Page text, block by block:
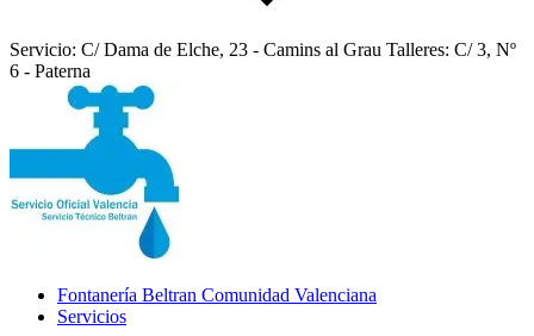
Servicio: C/ Dama de Elche, 23 - Camins al Grau Talleres: C/ 3, Nº
6 - Paterna
Fontanería Beltran Comunidad Valenciana
Servicios